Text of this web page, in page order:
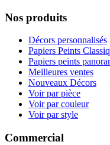
Nos produits
Décors personnalisés
Papiers Peints
Papiers peints
Meilleures ventes
Nouveaux Décors
Voir par pièce
Voir par couleur
Voir par style
Commercial